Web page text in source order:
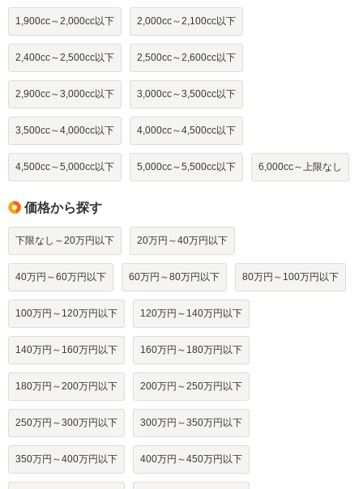
1,900cc～2,000cc以下 2,000cc～2,100cc以下
2,400cc～2,500cc以下 2,500cc～2,600cc以下
2,900cc～3,000cc以下 3,000cc～3,500cc以下
3,500cc～4,000cc以下 4,000cc～4,500cc以下
4,500cc～5,000cc以下 5,000cc～5,500cc以下 6,000cc～上限なし
価格から探す
下限なし～20万円以下 20万円～40万円以下
40万円～60万円以下 60万円～80万円以下 80万円～100万円以下
100万円～120万円以下 120万円～140万円以下
140万円～160万円以下 160万円～180万円以下
180万円～200万円以下 200万円～250万円以下
250万円～300万円以下 300万円～350万円以下
350万円～400万円以下 400万円～450万円以下